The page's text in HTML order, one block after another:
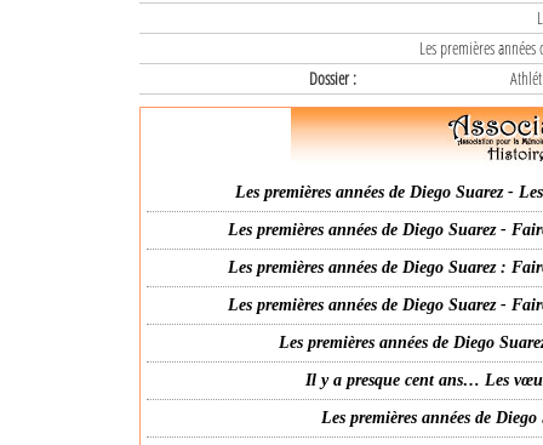
Les premières
Dossier :
Les premières années de Diego Suarez -
Les premières années de Diego Suarez -
Les premières années de Diego Suarez :
Les premières années de Diego Suarez -
Les premières années de Diego
Il y a presque cent ans… Les
Les premières années de